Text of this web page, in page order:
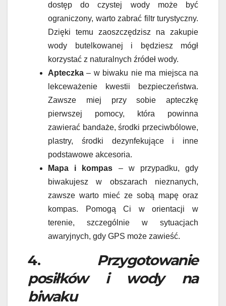
dostęp do czystej wody może być
ograniczony, warto zabrać filtr turystyczny.
Dzięki temu zaoszczędzisz na zakupie
wody butelkowanej i będziesz mógł
korzystać z naturalnych źródeł wody.
Apteczka – w biwaku nie ma miejsca na
lekceważenie kwestii bezpieczeństwa.
Zawsze miej przy sobie apteczkę
pierwszej pomocy, która powinna
zawierać bandaże, środki przeciwbólowe,
plastry, środki dezynfekujące i inne
podstawowe akcesoria.
Mapa i kompas – w przypadku, gdy
biwakujesz w obszarach nieznanych,
zawsze warto mieć ze sobą mapę oraz
kompas. Pomogą Ci w orientacji w
terenie, szczególnie w sytuacjach
awaryjnych, gdy GPS może zawieść.
4. Przygotowanie
posiłków i wody na
biwaku